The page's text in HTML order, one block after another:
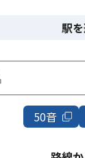
駅
50音